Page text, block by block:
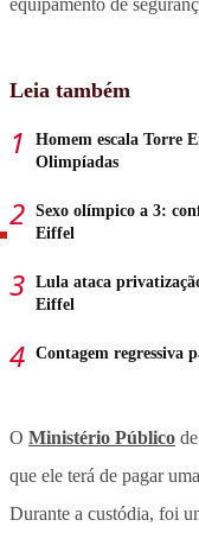
Leia também
Homem escala Torre
Olimpíadas
Sexo olímpico a 3:
Eiffel
Lula ataca
Eiffel
Contagem regressiva
O Ministério Público
que ele terá de pagar
Durante a custódia, foi